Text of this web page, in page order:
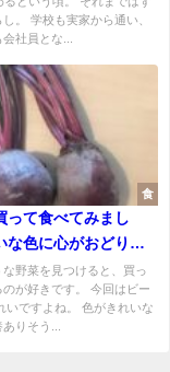
。 学校も実家から通い、
社員とな...
食
って食べてみまし
な色に心がおどりま
な野菜を見つけると、買っ
のが好きです。 今回はビー
いですよね。 色がきれいな
りそう...